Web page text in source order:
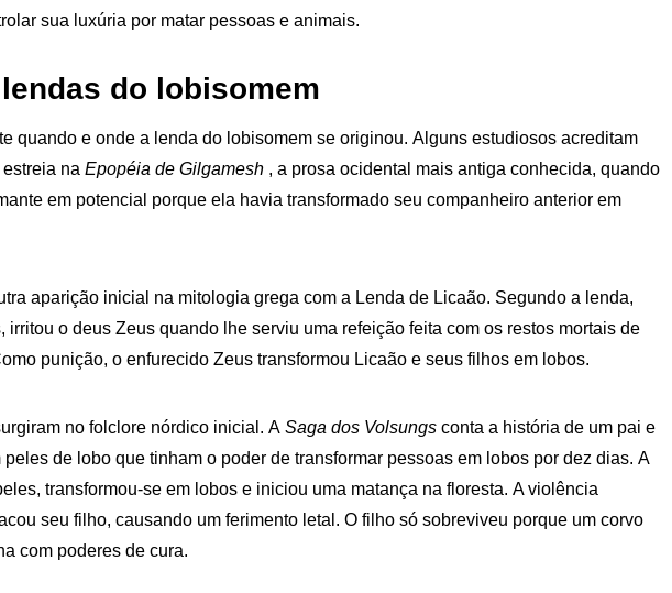
sua luxúria por matar pessoas e animais.
do lobisomem
quando e onde a lenda do lobisomem se originou. Alguns estudiosos acreditam
na Epopéia de Gilgamesh , a prosa ocidental mais antiga conhecida, quando
em potencial porque ela havia transformado seu companheiro anterior em
aparição inicial na mitologia grega com a Lenda de Licaão. Segundo a lenda,
irritou o deus Zeus quando lhe serviu uma refeição feita com os restos mortais de
punição, o enfurecido Zeus transformou Licaão e seus filhos em lobos.
no folclore nórdico inicial. A Saga dos Volsungs conta a história de um pai e
de lobo que tinham o poder de transformar pessoas em lobos por dez dias. A
transformou-se em lobos e iniciou uma matança na floresta. A violência
seu filho, causando um ferimento letal. O filho só sobreviveu porque um corvo
com poderes de cura.